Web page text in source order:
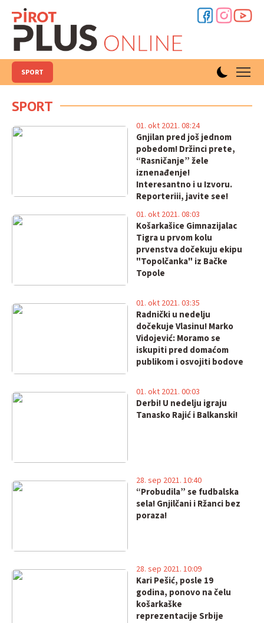
SPORT
SPORT
Gnjilan pred još jednom
pobedom! Držinci prete,
“Rasničanje” žele
iznenađenje!
Interesantno i u Izvoru.
Reporteriii, javite see!
01. okt 2021. 08:24
Košarkašice Gimnazijalac
Tigra u prvom kolu
prvenstva dočekuju ekipu
"Topolčanka" iz Bačke
Topole
01. okt 2021. 08:03
Radnički u nedelju
dočekuje Vlasinu! Marko
Vidojević: Moramo se
iskupiti pred domaćom
publikom i osvojiti bodove
01. okt 2021. 03:35
Derbi! U nedelju igraju
Tanasko Rajić i Balkanski!
01. okt 2021. 00:03
“Probudila” se fudbalska
sela! Gnjilčani i Ržanci bez
poraza!
28. sep 2021. 10:40
Kari Pešić, posle 19
godina, ponovo na čelu
košarkaške
reprezentacije Srbije
28. sep 2021. 10:09